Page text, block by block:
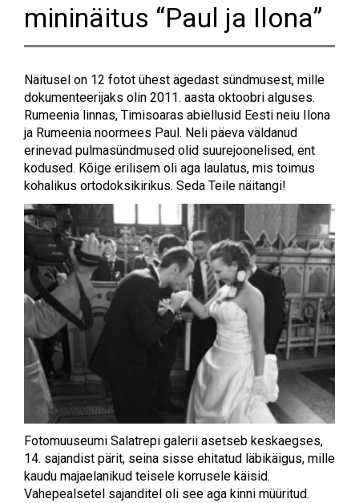
mininäitus “Paul ja Ilona”
Näitusel on 12 fotot ühest ägedast sündmusest, mille
dokumenteerijaks olin 2011. aasta oktoobri alguses.
Rumeenia linnas, Timisoaras abiellusid Eesti neiu Ilona
ja Rumeenia noormees Paul. Neli päeva väldanud
erinevad pulmasündmused olid suurejoonelised, ent
kodused. Kõige erilisem oli aga laulatus, mis toimus
kohalikus ortodoksikirikus. Seda Teile näitangi!
Fotomuuseumi Salatrepi galerii asetseb keskaegses,
14. sajandist pärit, seina sisse ehitatud läbikäigus, mille
kaudu majaelanikud teisele korrusele käisid.
Vahepealsetel sajanditel oli see aga kinni müüritud.